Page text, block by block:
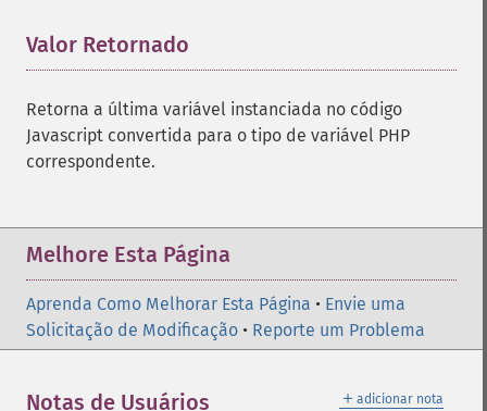
Valor Retornado
Retorna a última variável instanciada no código
Javascript convertida para o tipo de variável PHP
correspondente.
Melhore Esta Página
Aprenda Como Melhorar Esta Página • Envie uma
Solicitação de Modificação • Reporte um Problema
＋ adicionar nota
Notas de Usuários